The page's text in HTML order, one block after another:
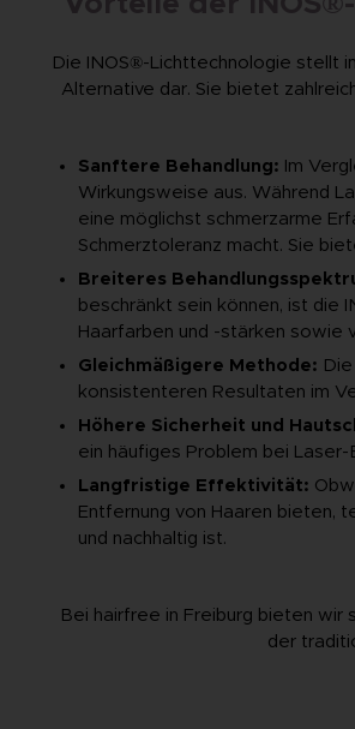
Die INOS®-Lichttechnologie stellt
Alternative dar. Sie bietet
Sanftere Behandlung: Im
Wirkungsweise aus. Während
eine möglichst schmerzarme
Schmerztoleranz macht. Sie
Breiteres
beschränkt sein können, ist die
Haarfarben und -stärken sowie
Gleichmäßigere Methode:
konsistenteren Resultaten im
Höhere Sicherheit und
ein häufiges Problem bei
Langfristige Effektivität:
Entfernung von Haaren bieten,
und nachhaltig ist.
Bei hairfree in Freiburg bieten wir
der